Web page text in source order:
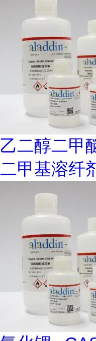
乙二醇二甲
二甲基溶纤